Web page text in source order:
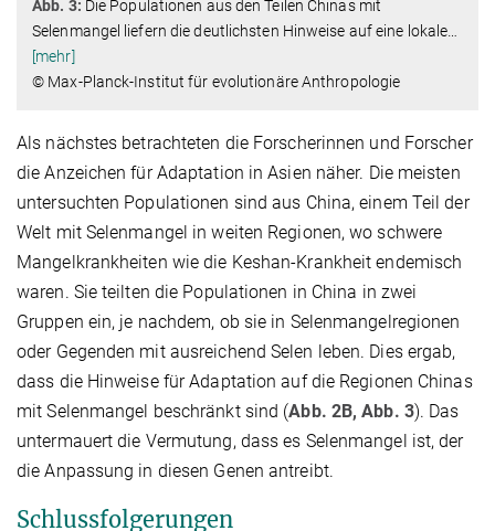
Abb. 3: Die Populationen aus den Teilen Chinas mit
Selenmangel liefern die deutlichsten Hinweise auf eine lokale…
[mehr]
© Max-Planck-Institut für evolutionäre Anthropologie
Als nächstes betrachteten die Forscherinnen und Forscher
die Anzeichen für Adaptation in Asien näher. Die meisten
untersuchten Populationen sind aus China, einem Teil der
Welt mit Selenmangel in weiten Regionen, wo schwere
Mangelkrankheiten wie die Keshan-Krankheit endemisch
waren. Sie teilten die Populationen in China in zwei
Gruppen ein, je nachdem, ob sie in Selenmangelregionen
oder Gegenden mit ausreichend Selen leben. Dies ergab,
dass die Hinweise für Adaptation auf die Regionen Chinas
mit Selenmangel beschränkt sind (Abb. 2B, Abb. 3). Das
untermauert die Vermutung, dass es Selenmangel ist, der
die Anpassung in diesen Genen antreibt.
Schlussfolgerungen